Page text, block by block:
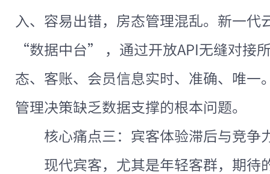
入、容易出错，房态管理混乱。新一代
“数据中台” ，通过开放API无缝对接
态、客账、会员信息实时、准确、唯一
管理决策缺乏数据支撑的根本问题。
核心痛点三：宾客体验滞后与竞争
现代宾客，尤其是年轻客群，期待